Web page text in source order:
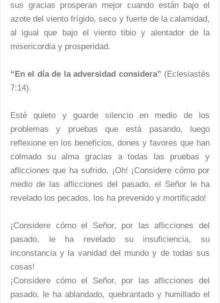
sus gracias prosperan mejor cuando están bajo el
azote del viento frígido, seco y fuerte de la calamidad,
al igual que bajo el viento tibio y alentador de la
misericordia y prosperidad.
“En el día de la adversidad considera” (Eclesiastés
7:14).
Esté quieto y guarde silencio en medio de los
problemas y pruebas que está pasando, luego
reflexione en los beneficios, dones y favores que han
colmado su alma gracias a todas las pruebas y
aflicciones que ha sufrido. ¡Oh! ¡Considere cómo por
medio de las aflicciones del pasado, el Señor le ha
revelado los pecados, los ha prevenido y mortificado!
¡Considere cómo el Señor, por las aflicciones del
pasado, le ha revelado su insuficiencia, su
inconstancia y la vanidad del mundo y de todas sus
cosas!
¡Considere cómo el Señor, por las aflicciones del
pasado, le ha ablandado, quebrantado y humillado el